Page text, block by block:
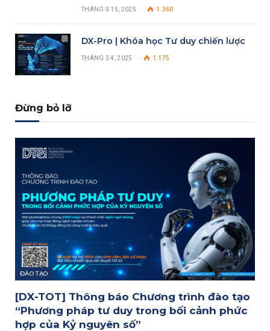
THÁNG 3 15, 2025 1.360
DX-Pro | Khóa học Tư duy chiến lược
THÁNG 3 4, 2025 1.175
Đừng bỏ lỡ
ĐÀO TẠO
[DX-TOT] Thông báo Chương trình đào tạo
“Phương pháp tư duy trong bối cảnh phức
hợp của Kỷ nguyên số”